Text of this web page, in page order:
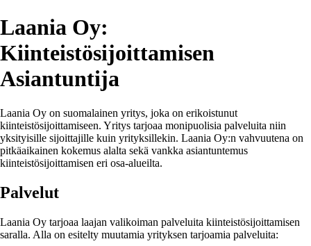
Laania Oy:
Kiinteistösijoittamisen
Asiantuntija
Laania Oy on suomalainen yritys, joka on erikoistunut
kiinteistösijoittamiseen. Yritys tarjoaa monipuolisia palveluita niin
yksityisille sijoittajille kuin yrityksillekin. Laania Oy:n vahvuutena on
pitkäaikainen kokemus alalta sekä vankka asiantuntemus
kiinteistösijoittamisen eri osa-alueilta.
Palvelut
Laania Oy tarjoaa laajan valikoiman palveluita kiinteistösijoittamisen
saralla. Alla on esitelty muutamia yrityksen tarjoamia palveluita: